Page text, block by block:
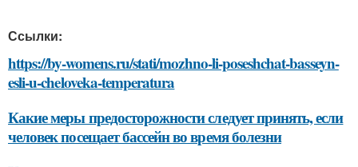
Ссылки:
https://by-womens.ru/stati/mozhno-li-poseshchat-basseyn-
esli-u-cheloveka-temperatura
Какие меры предосторожности следует принять, если
человек посещает бассейн во время болезни